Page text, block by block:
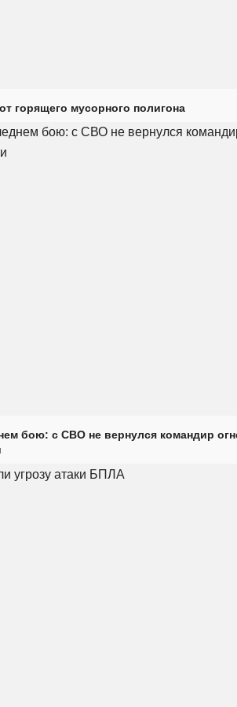
горящего мусорного полигона
бою: с СВО не вернулся командир